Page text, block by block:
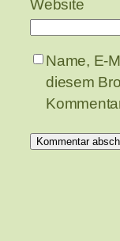
Website
Name, E-
diesem